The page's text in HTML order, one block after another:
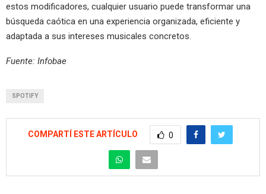
estos modificadores, cualquier usuario puede transformar una
búsqueda caótica en una experiencia organizada, eficiente y
adaptada a sus intereses musicales concretos.
Fuente: Infobae
SPOTIFY
COMPARTÍ ESTE ARTÍCULO 0